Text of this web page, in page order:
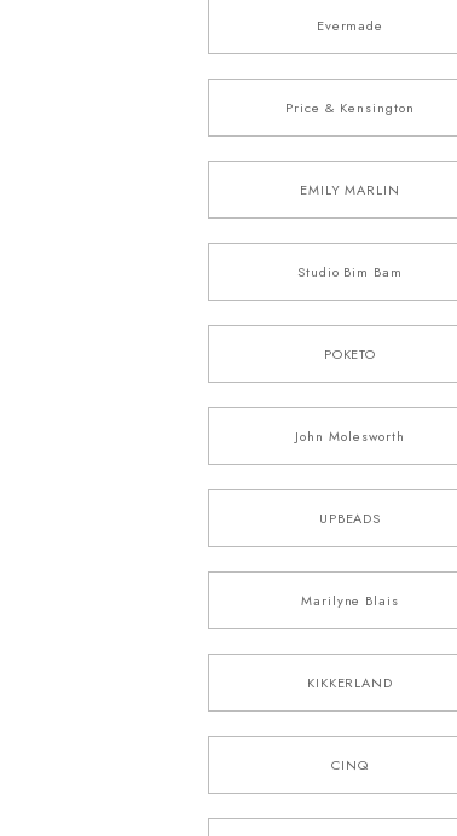
Evermade
Price & Kensington
EMILY MARLIN
Studio Bim Bam
POKETO
John Molesworth
UPBEADS
Marilyne Blais
KIKKERLAND
CINQ